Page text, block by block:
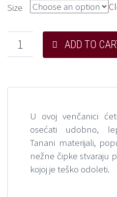
Size
ADD TO
U ovoj venčanici
osećati udobno,
Tanani materijali,
nežne čipke stvaraju
kojoj je teško odoleti.